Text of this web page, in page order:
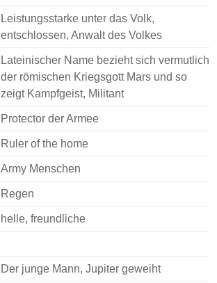
Leistungsstarke unter das Volk,
entschlossen, Anwalt des Volkes
Lateinischer Name bezieht sich vermutlich
der römischen Kriegsgott Mars und so
zeigt Kampfgeist, Militant
Protector der Armee
Ruler of the home
Army Menschen
Regen
helle, freundliche
Der junge Mann, Jupiter geweiht